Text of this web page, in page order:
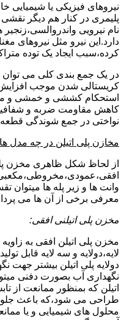
نیروهای فیزیکی یا شیمیایی
پلیمری در کنار هم دیگر نقشی
نام نیرویی
دارد.این نیرو مثل نیروهای
کرده،سبب ایجاد یک توده
در یک جمع بندی کلی می توان
کریستالی شدن موجب افزایش
استحکام کششی و خمشی و
کاهش مقاومت ضربه و
نواختی در جمع شوندگی قطعه
مخازن پلی اتیلن در چه مدل
از لحاظ شکل ظاهری مخزن
وانت ها و زیر پله ها میتوان
معرفی برخی از آن ها می
مخزن پلی اتیلنی افقی:
مخزن پلی اتیلن افقی به
لایه،دولایه و سه لایه قابل
دولایه پلی اتیلن بیشتر جهت
نگهداری آب بصورت دفنی
اتیلن که بمنظور ممانعت از
طراحی می شود،که باعث
محلول های شیمیایی و یا